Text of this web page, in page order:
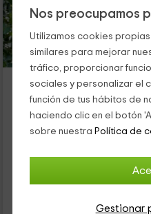
Nos preocupamos
Utilizamos cookies
similares para mejorar
tráfico, proporcionar
sociales y personalizar el
función de tus hábitos de
haciendo clic en el botón
sobre nuestra Política de
Gestionar
Alojamiento ubicado a
Puerto Rico, Gran Canaria
0 opiniones
Contacto directo